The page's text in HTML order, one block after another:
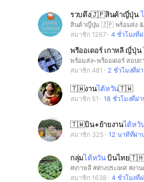
รวบตึง🇯🇵สินค้าญี่ปุ่น
สมาชิก 1267
4 ชั่วโมงที่
พรีออเดอร์ เกาหลี ญี่ปุ่น
พร้อมส่ง~พรีออเดอร์ สอบถ
สมาชิก 481
2 ชั่วโมงที่ผ่
🇹🇼งานไต้หวัน🇹🇼
สมาชิก 51 18 ชั่วโมงที่ผ่
🇹🇼บิน+ย้ายงานไต้หวั
สมาชิก 325 12 นาทีที่ผ่า
กลุ่มไต้หวันบินไทย🇹🇭
สมาชิก 1638
4 ชั่วโมงที่